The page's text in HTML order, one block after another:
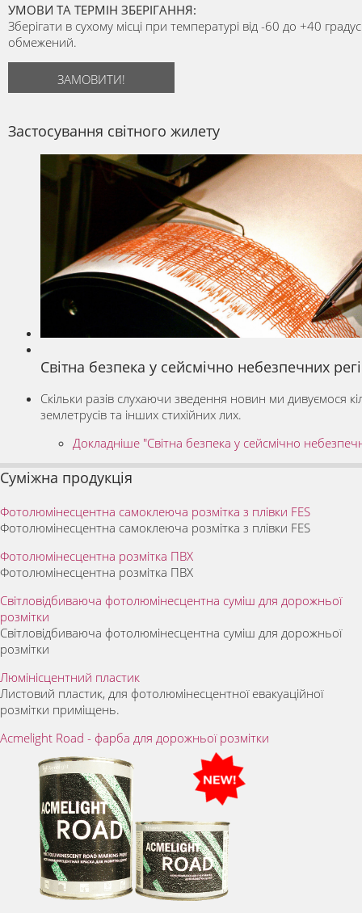
УМОВИ ТА ТЕРМІН ЗБЕРІГАННЯ:
Зберігати в сухому місці при температурі від -60 до +40
обмежений.
ЗАМОВИТИ!
Застосування світного жилету
Світна безпека у сейсмічно небезпечних
Скільки разів слухаючи зведення новин ми дивуємося
землетрусів та інших стихійних лих.
Докладніше "Світна безпека у сейсмічно
Суміжна продукція
Фотолюмінесцентна самоклеюча розмітка з плівки FES
Фотолюмінесцентна самоклеюча розмітка з плівки FES
Фотолюмінесцентна розмітка ПВХ
Фотолюмінесцентна розмітка ПВХ
Світловідбиваюча фотолюмінесцентна суміш для дорожньої
розмітки
Світловідбиваюча фотолюмінесцентна суміш для дорожньої
розмітки
Люмінісцентний пластик
Листовий пластик, для фотолюмінесцентної евакуаційної
розмітки приміщень.
Acmelight Road - фарба для дорожньої розмітки